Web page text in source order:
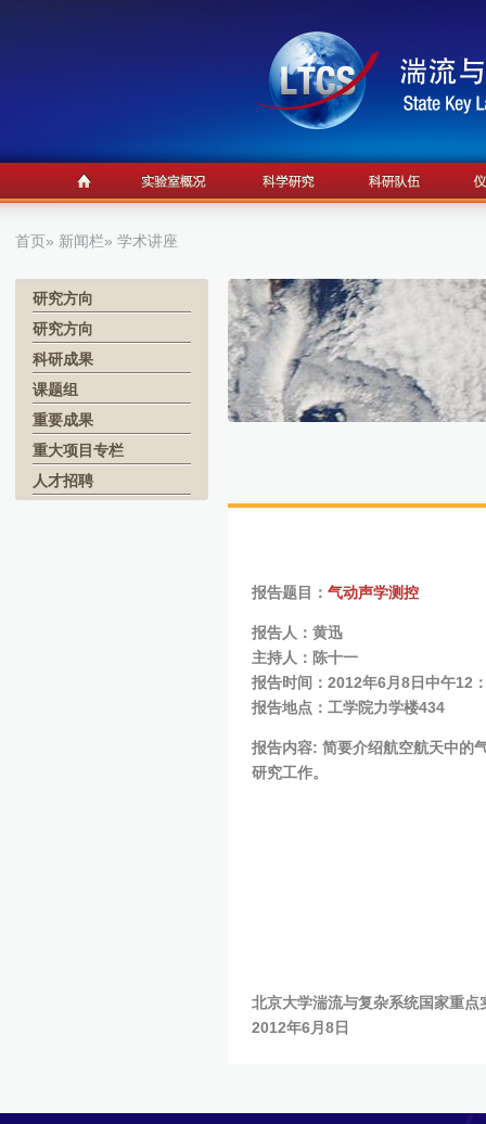
首页» 新闻栏» 学术讲座
研究方向
研究方向
科研成果
课题组
重要成果
重大项目专栏
人才招聘
报告题目： 气动声学测控
报告人：黄迅
主持人：陈十一
报告时间：2012年6月8日中午12
报告地点：工学院力学楼434
报告内容: 简要介绍航空航天中的
研究工作。
北京大学湍流与复杂系统国家重点
2012年6月8日